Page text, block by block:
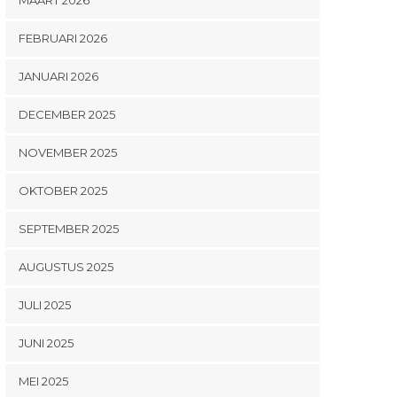
FEBRUARI 2026
JANUARI 2026
DECEMBER 2025
NOVEMBER 2025
OKTOBER 2025
SEPTEMBER 2025
AUGUSTUS 2025
JULI 2025
JUNI 2025
MEI 2025